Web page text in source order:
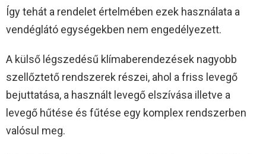
Így tehát a rendelet értelmében ezek használata a
vendéglátó egységekben nem engedélyezett.
A külső légszedésű klímaberendezések nagyobb
szellőztető rendszerek részei, ahol a friss levegő
bejuttatása, a használt levegő elszívása illetve a
levegő hűtése és fűtése egy komplex rendszerben
valósul meg.